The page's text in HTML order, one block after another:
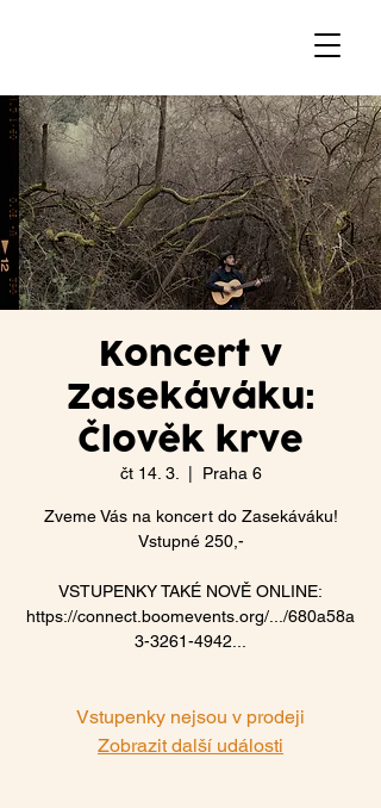
Koncert v
Zasekáváku:
Člověk krve
čt 14. 3. Praha 6
Zveme Vás na koncert do Zasekáváku!
Vstupné 250,-
VSTUPENKY TAKÉ NOVĚ ONLINE:
https://connect.boomevents.org/.../680a58a
Vstupenky nejsou v prodeji
Zobrazit další události